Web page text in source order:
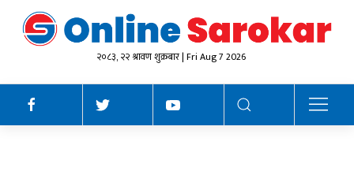
२०८३, २२ श्रावण शुक्रबार | Fri Aug 7 2026